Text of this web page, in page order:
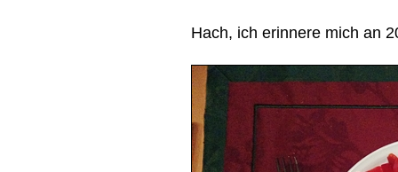
Hach, ich erinnere mich an